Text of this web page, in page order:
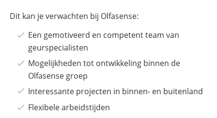
Dit kan je verwachten bij Olfasense:
Een gemotiveerd en competent team van
geurspecialisten
Mogelijkheden tot ontwikkeling binnen de
Olfasense groep
Interessante projecten in binnen- en buitenland
Flexibele arbeidstijden